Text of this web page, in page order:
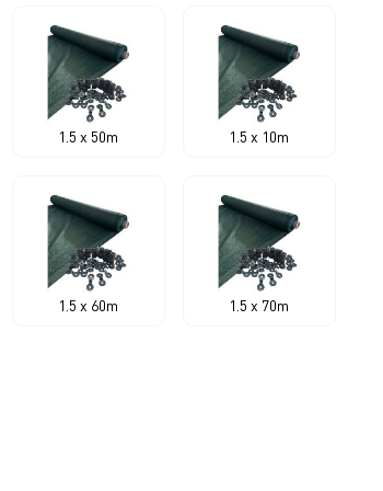
1.5 x 50m 1.5 x 10m
1.5 x 60m 1.5 x 70m